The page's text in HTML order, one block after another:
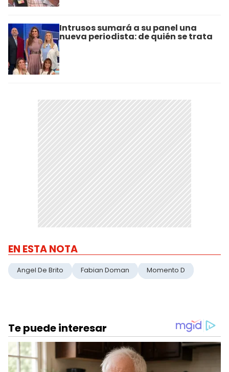
Intrusos sumará a su panel una
nueva periodista: de quién se trata
EN ESTA NOTA
Angel De Brito Fabian Doman Momento D